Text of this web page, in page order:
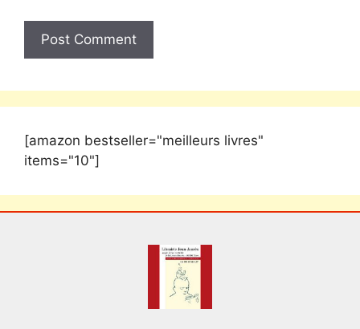
[amazon bestseller="meilleurs livres"
items="10"]